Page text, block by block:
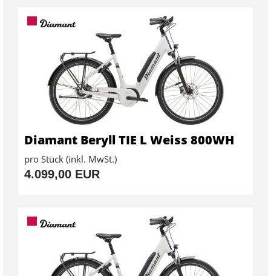
Diamant Beryll TIE L Weiss 800WH
pro Stück (inkl. MwSt.)
4.099,00 EUR